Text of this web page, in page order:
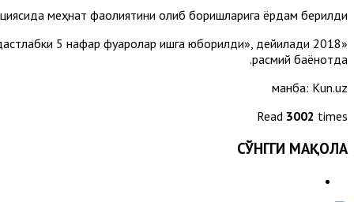
меҳнат фаолиятини олиб боришларига ёрдам берилди.
5 нафар фуқаролар ишга юборилди», дейилади
расмий баёнотда.
манба: Kun.uz
Read 3002 times
СЎНГГИ МАҚОЛА